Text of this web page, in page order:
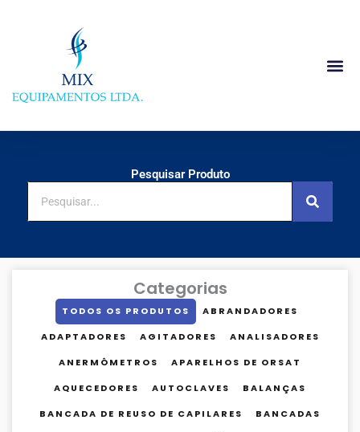
Pesquisar Produto
Categorias
ABRANDADORES
ADAPTADORES AGITADORES ANALISADORES
ANERMÔMETROS APARELHOS DE ORSAT
AQUECEDORES AUTOCLAVES BALANÇAS
BANCADA DE REUSO DE CAPILARES BANCADAS
TODOS OS PRODUTOS